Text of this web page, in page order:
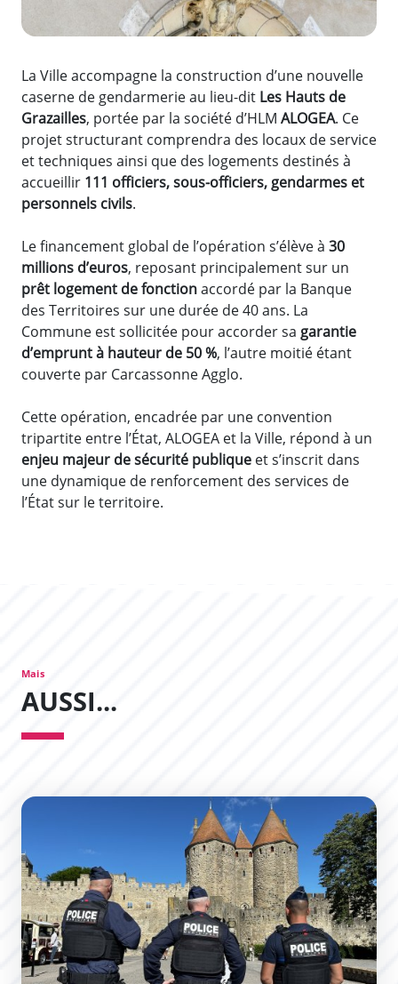
La Ville accompagne la construction d’une nouvelle
caserne de gendarmerie au lieu-dit Les Hauts de
Grazailles, portée par la société d’HLM ALOGEA. Ce
projet structurant comprendra des locaux de service
et techniques ainsi que des logements destinés à
accueillir 111 officiers, sous-officiers, gendarmes et
personnels civils.
Le financement global de l’opération s’élève à 30
millions d’euros, reposant principalement sur un
prêt logement de fonctionaccordé par la Banque
des Territoires sur une durée de 40 ans. La
Commune est sollicitée pour accorder sa garantie
d’emprunt à hauteur de 50 %, l’autre moitié étant
couverte par Carcassonne Agglo.
Cette opération, encadrée par une convention
tripartite entre l’État, ALOGEA et la Ville, répond à un
enjeu majeur de sécurité publique et s’inscrit dans
une dynamique de renforcement des services de
l’État sur le territoire.
Mais
AUSSI...
La Police Municipale muscle son jeu !